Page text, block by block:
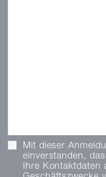
Mit dieser
einverstanden,
Ihre Kontaktdaten